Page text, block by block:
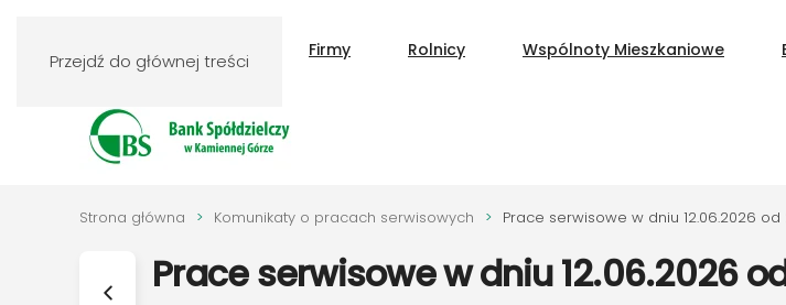
Przejdź do głównej treści
Klienci indywidualni Firmy Rolnicy Wspólnoty Mieszkaniowe
Strona główna Komunikaty o pracach serwisowych Prace serwisowe w dniu 12.06.2026 od
Prace serwisowe w dniu 12.06.2026